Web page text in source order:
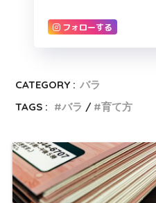
フォローする
CATEGORY : バラ
TAGS :
バラ 育て方